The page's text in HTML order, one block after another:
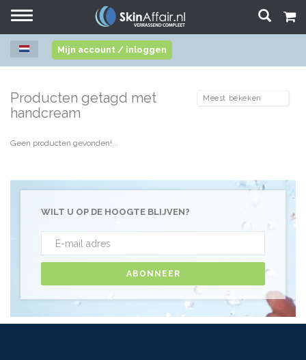
Toggle
Mijn account / inloggen
Producten getagd met
handcream
Geen producten gevonden!...
WILT U OP DE HOOGTE BLIJVEN?
ABONNEER